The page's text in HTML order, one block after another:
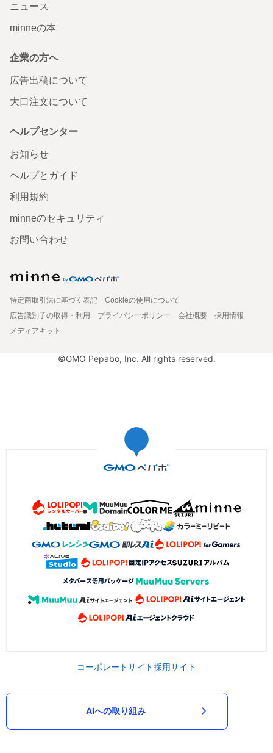
ニュース
minneの本
企業の方へ
広告出稿について
大口注文について
ヘルプセンター
お知らせ
ヘルプとガイド
利用規約
minneのセキュリティ
お問い合わせ
特定商取引法に基づく表記
Cookieの使用について
広告識別子の取得・利用
プライバシーポリシー 会社概要
採用情報
メディアキット
©GMO Pepabo, Inc. All rights reserved.
コーポレートサイト採用サイト
AIへの取り組み